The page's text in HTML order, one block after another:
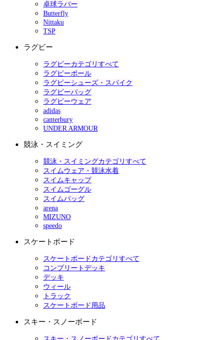
卓球ラバー
Butterfly
Nittaku
TSP
ラグビー
ラグビーカテゴリすべて
ラグビーボール
ラグビーシューズ・スパイク
ラグビーバッグ
ラグビーウェア
adidas
canterbury
UNDER ARMOUR
競泳・スイミング
競泳・スイミングカテゴリすべて
スイムウェア・競泳水着
スイムキャップ
スイムゴーグル
スイムバッグ
arena
MIZUNO
speedo
スケートボード
スケートボードカテゴリすべて
コンプリートデッキ
デッキ
ウィール
トラック
スケートボード用品
スキー・スノーボード